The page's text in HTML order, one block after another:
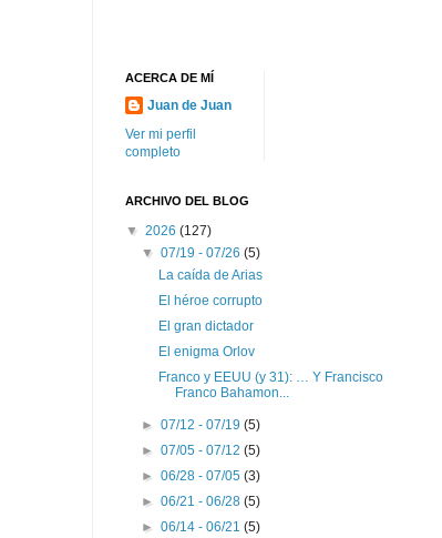
ACERCA DE MÍ
Juan de Juan
Ver mi perfil
completo
ARCHIVO DEL BLOG
▼ 2026 (127)
▼07/19 - 07/26(5)
La caída de Arias
El héroe corrupto
El gran dictador
El enigma Orlov
Franco y EEUU (y 31): … Y Francisco
Franco Bahamon...
►07/12 - 07/19(5)
►07/05 - 07/12(5)
►06/28 - 07/05(3)
►06/21 - 06/28(5)
►06/14 - 06/21(5)